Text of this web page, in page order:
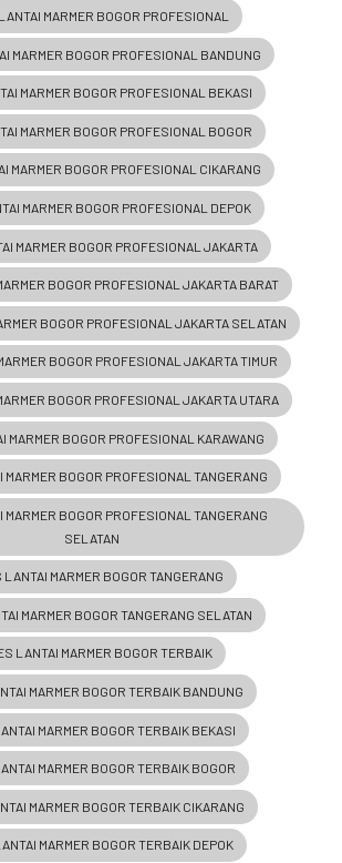
MARMER BOGOR PROFESIONAL
MARMER BOGOR PROFESIONAL BANDUNG
MARMER BOGOR PROFESIONAL BEKASI
MARMER BOGOR PROFESIONAL BOGOR
MARMER BOGOR PROFESIONAL CIKARANG
MARMER BOGOR PROFESIONAL DEPOK
MARMER BOGOR PROFESIONAL JAKARTA
BOGOR PROFESIONAL JAKARTA BARAT
BOGOR PROFESIONAL JAKARTA SELATAN
BOGOR PROFESIONAL JAKARTA TIMUR
BOGOR PROFESIONAL JAKARTA UTARA
MARMER BOGOR PROFESIONAL KARAWANG
MARMER BOGOR PROFESIONAL TANGERANG
MARMER BOGOR PROFESIONAL TANGERANG
SELATAN
LANTAI MARMER BOGOR TANGERANG
MARMER BOGOR TANGERANG SELATAN
LANTAI MARMER BOGOR TERBAIK
MARMER BOGOR TERBAIK BANDUNG
MARMER BOGOR TERBAIK BEKASI
MARMER BOGOR TERBAIK BOGOR
MARMER BOGOR TERBAIK CIKARANG
MARMER BOGOR TERBAIK DEPOK